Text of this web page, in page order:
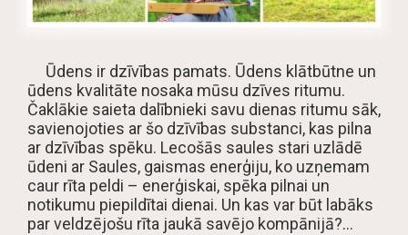
Ūdens ir dzīvības pamats. Ūdens klātbūtne un
ūdens kvalitāte nosaka mūsu dzīves ritumu.
Čaklākie saieta dalībnieki savu dienas ritumu sāk,
savienojoties ar šo dzīvības substanci, kas pilna
ar dzīvības spēku. Lecošās saules stari uzlādē
ūdeni ar Saules, gaismas enerģiju, ko uzņemam
caur rīta peldi – enerģiskai, spēka pilnai un
notikumu piepildītai dienai. Un kas var būt labāks
par veldzējošu rīta jaukā savējo kompānijā?…